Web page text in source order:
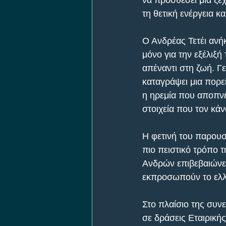
τη θετική ενέργεια
Ο Ανδρέας Τετέι
μόνο για την
απέναντι στη ζωή.
καταγράψει μια
η ηρεμία που
στοιχεία που τον
Η φετινή του
πιο πειστικό τρόπο
Ανδρών
εκπροσωπούν το
Στο πλαίσιο της
σε δράσεις